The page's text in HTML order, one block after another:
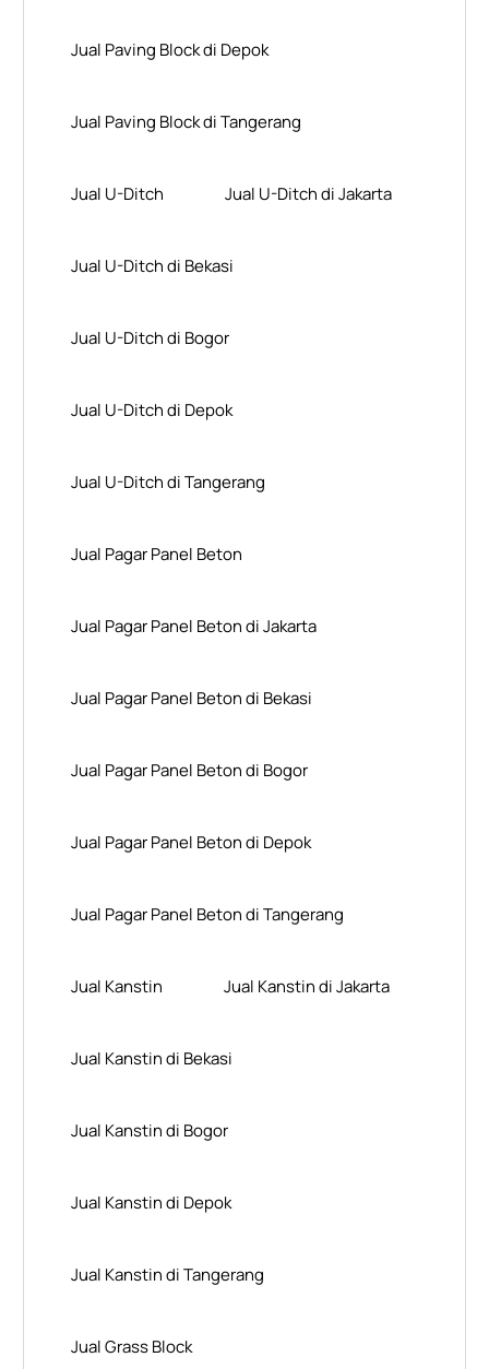
Jual Paving Block di Depok
Jual Paving Block di Tangerang
Jual U-Ditch Jual U-Ditch di Jakarta
Jual U-Ditch di Bekasi
Jual U-Ditch di Bogor
Jual U-Ditch di Depok
Jual U-Ditch di Tangerang
Jual Pagar Panel Beton
Jual Pagar Panel Beton di Jakarta
Jual Pagar Panel Beton di Bekasi
Jual Pagar Panel Beton di Bogor
Jual Pagar Panel Beton di Depok
Jual Pagar Panel Beton di Tangerang
Jual Kanstin Jual Kanstin di Jakarta
Jual Kanstin di Bekasi
Jual Kanstin di Bogor
Jual Kanstin di Depok
Jual Kanstin di Tangerang
Jual Grass Block